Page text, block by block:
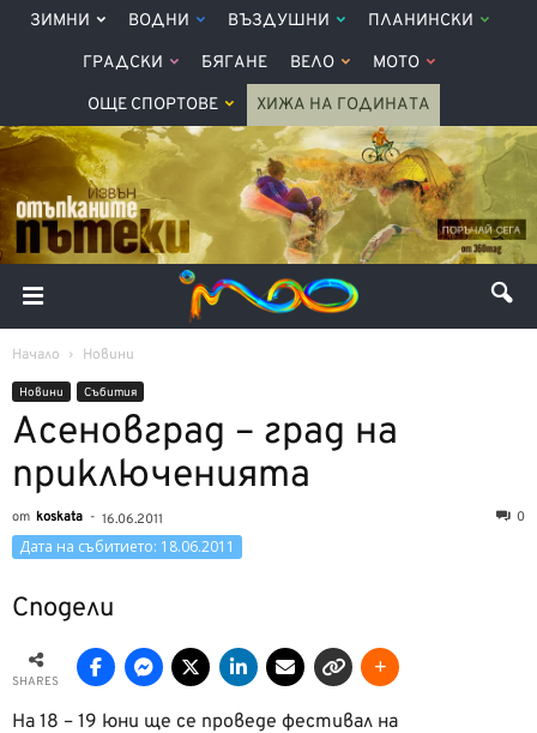
ЗИМНИ ВОДНИ ВЪЗДУШНИ ПЛАНИНСКИ
ГРАДСКИ БЯГАНЕ ВЕЛО МОТО
ОЩЕ СПОРТОВЕ ХИЖА НА ГОДИНАТА
Начало Новини
Новини Събития
Асеновград – град на
приключенията
от koskata - 16.06.2011 0
Дата на събитието: 18.06.2011
Сподели
SHARES
На 18 – 19 юни ще се проведе фестивал на